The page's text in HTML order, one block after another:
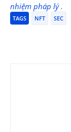
nhiệm pháp lý.
TAGS NFT SEC